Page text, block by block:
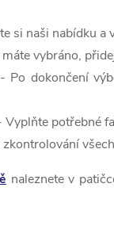
si naši nabídku a
máte vybráno,
- Po dokončení
Vyplňte potřebné
zkontrolování
naleznete v